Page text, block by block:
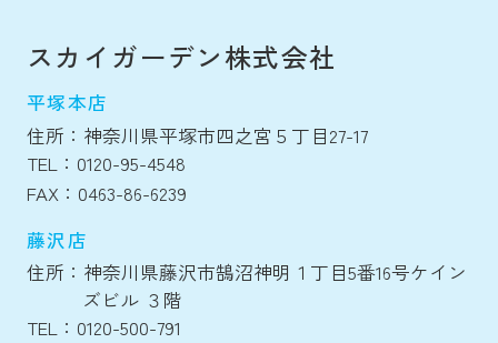
スカイガーデン株式会社
平塚本店
住所：神奈川県平塚市四之宮５丁目27-17
TEL：0120-95-4548
FAX：0463-86-6239
藤沢店
住所：神奈川県藤沢市鵠沼神明１丁目5番16号ケイン
ズビル ３階
TEL：0120-500-791